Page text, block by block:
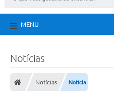
MENU
Notícias
Notícias Notícia